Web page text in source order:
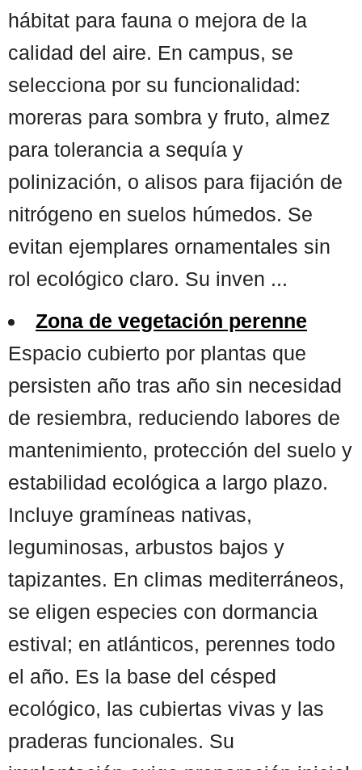
hábitat para fauna o mejora de la
calidad del aire. En campus, se
selecciona por su funcionalidad:
moreras para sombra y fruto, almez
para tolerancia a sequía y
polinización, o alisos para fijación de
nitrógeno en suelos húmedos. Se
evitan ejemplares ornamentales sin
rol ecológico claro. Su inven ...
Zona de vegetación perenne
Espacio cubierto por plantas que
persisten año tras año sin necesidad
de resiembra, reduciendo labores de
mantenimiento, protección del suelo y
estabilidad ecológica a largo plazo.
Incluye gramíneas nativas,
leguminosas, arbustos bajos y
tapizantes. En climas mediterráneos,
se eligen especies con dormancia
estival; en atlánticos, perennes todo
el año. Es la base del césped
ecológico, las cubiertas vivas y las
praderas funcionales. Su